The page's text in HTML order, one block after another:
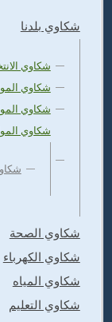
شكاوي بلدنا
شكاوي
شكاوي
شكاوي
شكاوي
شكاوي الصحة
شكاوي الكهرباء
شكاوي المياه
شكاوي التعليم